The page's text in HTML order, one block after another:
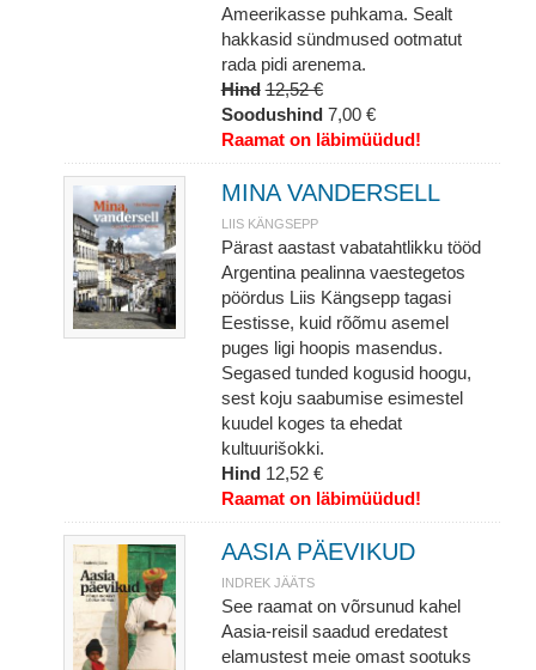
Ameerikasse puhkama. Sealt
hakkasid sündmused ootmatut
rada pidi arenema.
Hind 12,52 €
Soodushind 7,00 €
Raamat on läbimüüdud!
MINA VANDERSELL
LIIS KÄNGSEPP
Pärast aastast vabatahtlikku tööd
Argentina pealinna vaestegetos
pöördus Liis Kängsepp tagasi
Eestisse, kuid rõõmu asemel
puges ligi hoopis masendus.
Segased tunded kogusid hoogu,
sest koju saabumise esimestel
kuudel koges ta ehedat
kultuurišokki.
Hind 12,52 €
Raamat on läbimüüdud!
AASIA PÄEVIKUD
INDREK JÄÄTS
See raamat on võrsunud kahel
Aasia-reisil saadud eredatest
elamustest meie omast sootuks